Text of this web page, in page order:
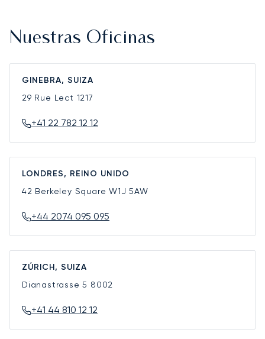
Nuestras Oficinas
GINEBRA, SUIZA
29 Rue Lect 1217
+41 22 782 12 12
LONDRES, REINO UNIDO
42 Berkeley SquareW1J 5AW
+44 2074 095 095
ZÚRICH, SUIZA
Dianastrasse 5 8002
+41 44 810 12 12